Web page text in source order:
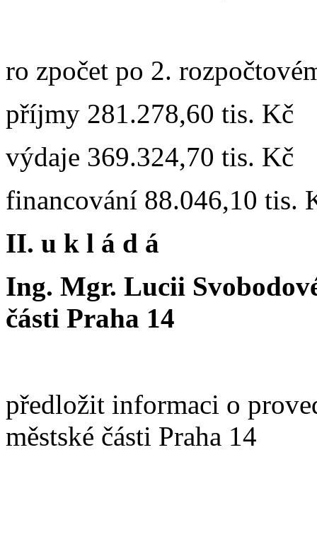
ro zpočet po 2.
příjmy 281.278,60 tis. Kč
výdaje 369.324,70 tis. Kč
financování 88.046,10 tis.
II. u k l á d á
Ing. Mgr. Lucii
části Praha 14
předložit informaci o
městské části Praha 14